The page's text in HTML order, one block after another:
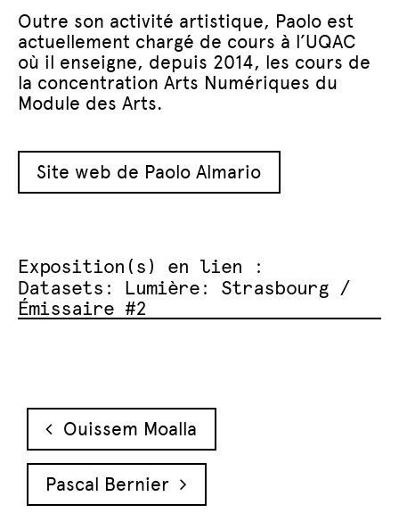
Outre son activité artistique, Paolo est
actuellement chargé de cours à l’UQAC
où il enseigne, depuis 2014, les cours de
la concentration Arts Numériques du
Module des Arts.
Site web de Paolo Almario
Exposition(s) en lien :
Datasets: Lumière: Strasbourg /
Émissaire #2
Navigation des articles
Ouissem Moalla
Pascal Bernier